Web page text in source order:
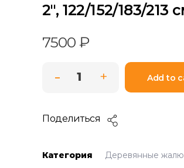
2″, 122/152/183/213
7500 ₽
Add to
Поделиться
Категория Деревянные